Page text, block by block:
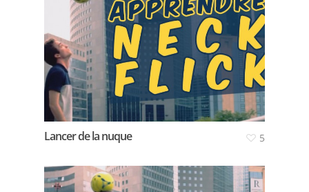
Lancer de la nuque 5